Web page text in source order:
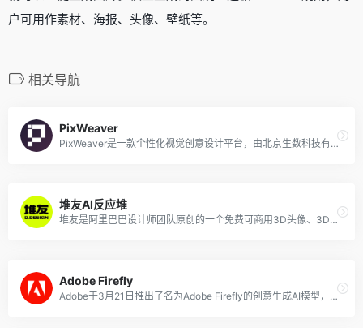
户可用作素材、海报、头像、壁纸等。
相关导航
PixWeaver
PixWeaver是一款个性化视觉创意设计平台，由北京生数科技有限公司开发。该平台支持个性化的视觉创作，融合了多元风格，具备出色的语义理解和丰富的细节表现，达到了艺术级的美学水准。PixWeaver 提供了一系列功能，如文字生图、超分辨率、细节微调和3D生成等，旨在释放用户的无限想象。
堆友AI反应堆
堆友是阿里巴巴设计师团队原创的一个免费可商用3D头像、3D场景、3D元素等的资源网站和在线编辑神器，近期堆友上线了「AI反应堆」功能，帮助设计师、画手、大学生、兴趣爱好者快速生成高质量绘画，支持文生图、图生图和创作社区同款。
Adobe Firefly
Adobe于3月21日推出了名为Adobe Firefly的创意生成AI模型，类似于DALL-E或Midjourney，可以仅使用文本提示即可按需生成图像。Adobe 表示，该模型仅针对获得许可或不受版权保护的内容进行训练，而不是来自互联网艺术家的作品。